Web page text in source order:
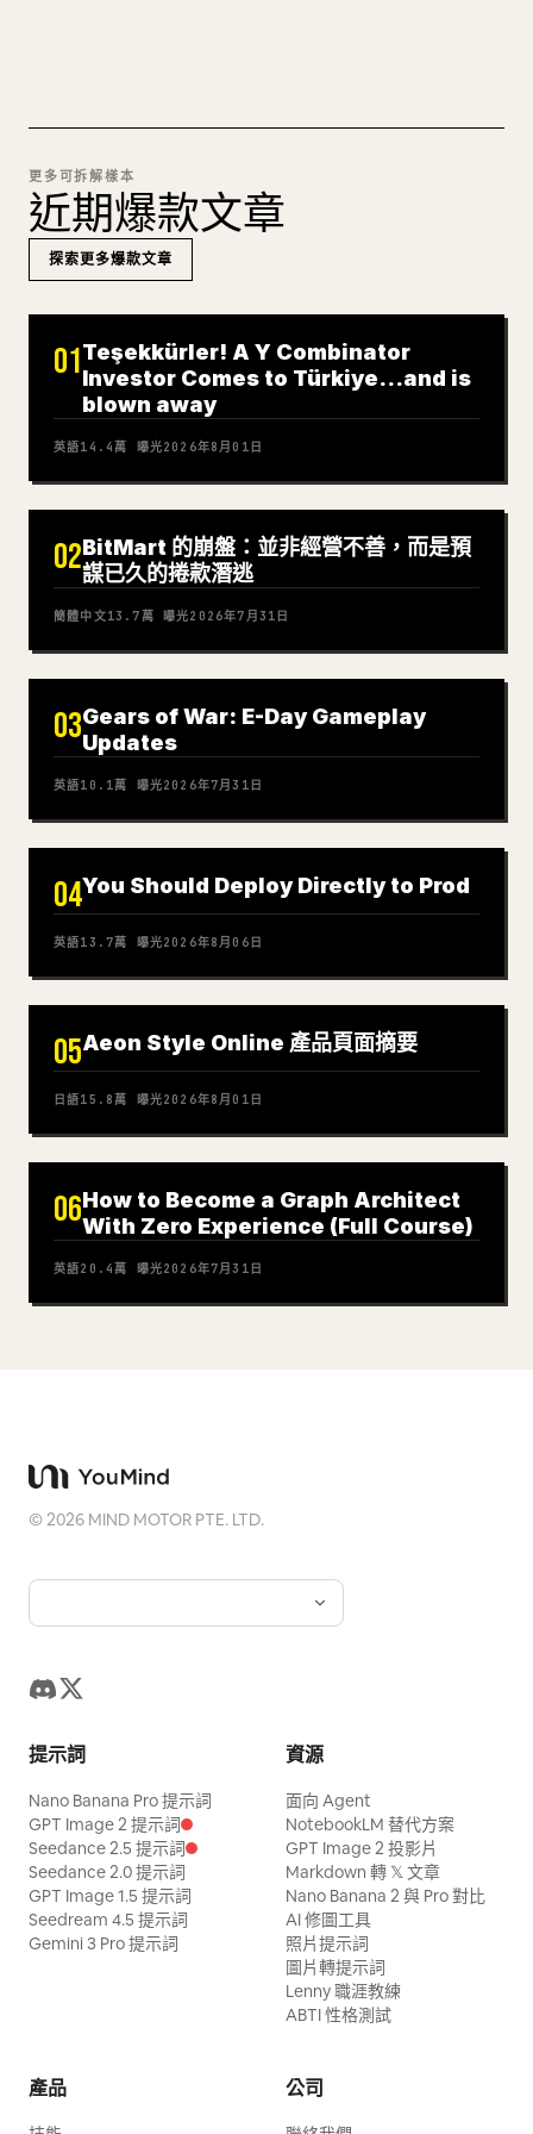
更多可拆解樣本
近期爆款文章
探索更多爆款文章
01Teşekkürler! A Y Combinator
Investor Comes to Türkiye…and is
blown away
英語14.4萬 曝光2026年8月01日
02BitMart 的崩盤：並非經營不善，而是預
謀已久的捲款潛逃
簡體中文13.7萬 曝光2026年7月31日
03Gears of War: E-Day Gameplay
Updates
英語10.1萬 曝光2026年7月31日
04You Should Deploy Directly to Prod
英語13.7萬 曝光2026年8月06日
05Aeon Style Online 產品頁面摘要
日語15.8萬 曝光2026年8月01日
06How to Become a Graph Architect
With Zero Experience (Full Course)
英語20.4萬 曝光2026年7月31日
©2026 MIND MOTOR PTE. LTD.
提示詞
Nano Banana Pro 提示詞
GPT Image 2 提示詞
Seedance 2.5 提示詞
Seedance 2.0 提示詞
GPT Image 1.5 提示詞
Seedream 4.5 提示詞
Gemini 3 Pro 提示詞
資源
面向 Agent
NotebookLM 替代方案
GPT Image 2 投影片
Markdown 轉 𝕏 文章
Nano Banana 2 與 Pro 對比
AI 修圖工具
照片提示詞
圖片轉提示詞
Lenny 職涯教練
ABTI 性格測試
產品 公司